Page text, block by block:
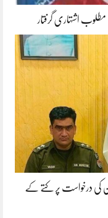
اشتہاری گرفتار
کی درخواست پر کتے کے